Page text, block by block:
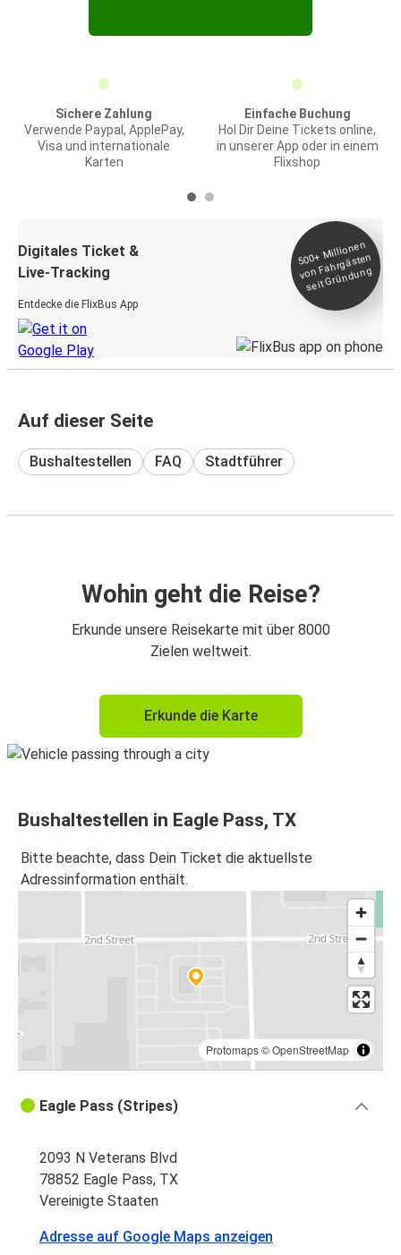
Sichere Zahlung
Verwende Paypal, ApplePay,
Visa und internationale
Karten
Einfache Buchung
Hol Dir Deine Tickets online,
in unserer App oder in einem
Flixshop
Digitales Ticket &
Live-Tracking
Entdecke die FlixBus App
500+
Millionen
von Fahrgästen
seit
Gründung
Auf dieser Seite
Bushaltestellen FAQ Stadtführer
Wohin geht die Reise?
Erkunde unsere Reisekarte mit über 8000
Zielen weltweit.
Erkunde die Karte
Bushaltestellen in Eagle Pass, TX
Bitte beachte, dass Dein Ticket die aktuellste
Adressinformation enthält.
Protomaps©OpenStreetMap
Eagle Pass (Stripes)
2093 N Veterans Blvd
78852 Eagle Pass, TX
Vereinigte Staaten
Adresse auf Google Maps anzeigen